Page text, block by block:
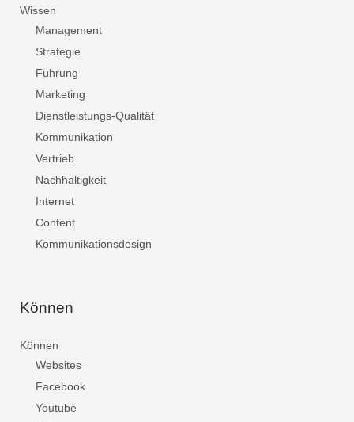
Wissen
Management
Strategie
Führung
Marketing
Dienstleistungs-Qualität
Kommunikation
Vertrieb
Nachhaltigkeit
Internet
Content
Kommunikationsdesign
Können
Können
Websites
Facebook
Youtube